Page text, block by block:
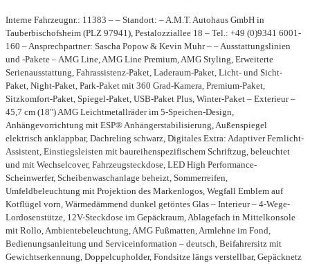
Interne Fahrzeugnr.: 11383 – – Standort: – A.M.T. Autohaus GmbH in
Tauberbischofsheim (PLZ 97941), Pestalozziallee 18 – Tel.: +49 (0)9341 6001-
160 – Ansprechpartner: Sascha Popow & Kevin Muhr – – Ausstattungslinien
und -Pakete – AMG Line, AMG Line Premium, AMG Styling, Erweiterte
Serienausstattung, Fahrassistenz-Paket, Laderaum-Paket, Licht- und Sicht-
Paket, Night-Paket, Park-Paket mit 360 Grad-Kamera, Premium-Paket,
Sitzkomfort-Paket, Spiegel-Paket, USB-Paket Plus, Winter-Paket – Exterieur –
45,7 cm (18″) AMG Leichtmetallräder im 5-Speichen-Design,
Anhängevorrichtung mit ESP® Anhängerstabilisierung, Außenspiegel
elektrisch anklappbar, Dachreling schwarz, Digitales Extra: Adaptiver Fernlicht-
Assistent, Einstiegsleisten mit baureihenspezifischem Schriftzug, beleuchtet
und mit Wechselcover, Fahrzeugsteckdose, LED High Performance-
Scheinwerfer, Scheibenwaschanlage beheizt, Sommerreifen,
Umfeldbeleuchtung mit Projektion des Markenlogos, Wegfall Emblem auf
Kotflügel vorn, Wärmedämmend dunkel getöntes Glas – Interieur – 4-Wege-
Lordosenstütze, 12V-Steckdose im Gepäckraum, Ablagefach in Mittelkonsole
mit Rollo, Ambientebeleuchtung, AMG Fußmatten, Armlehne im Fond,
Bedienungsanleitung und Serviceinformation – deutsch, Beifahrersitz mit
Gewichtserkennung, Doppelcupholder, Fondsitze längs verstellbar, Gepäcknetz